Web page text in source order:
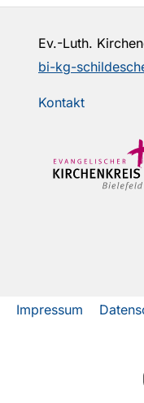
Ev.-Luth.
bi-kg-
Kontakt
Impressum